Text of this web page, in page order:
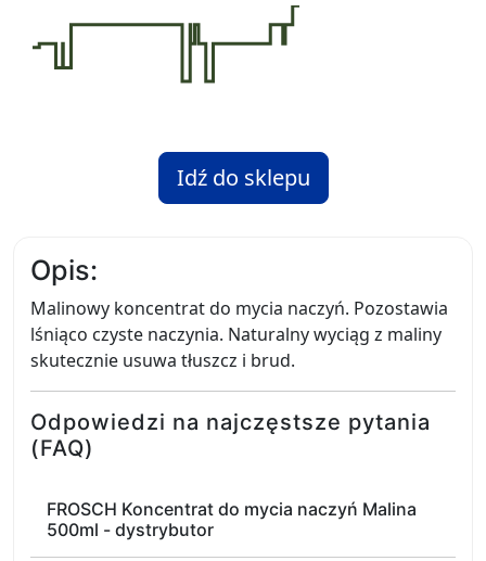
Idź do sklepu
Opis:
Malinowy koncentrat do mycia naczyń. Pozostawia
lśniąco czyste naczynia. Naturalny wyciąg z maliny
skutecznie usuwa tłuszcz i brud.
Odpowiedzi na najczęstsze pytania
(FAQ)
FROSCH Koncentrat do mycia naczyń Malina
500ml - dystrybutor